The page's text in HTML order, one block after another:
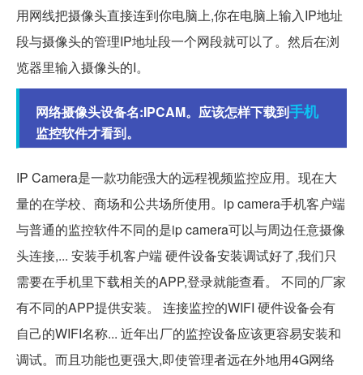
用网线把摄像头直接连到你电脑上,你在电脑上输入IP地址
段与摄像头的管理IP地址段一个网段就可以了。然后在浏
览器里输入摄像头的I。
网络摄像头设备名:IPCAM。应该怎样下载到手机
监控软件才看到。
IP Camera是一款功能强大的远程视频监控应用。现在大
量的在学校、商场和公共场所使用。ip camera手机客户端
与普通的监控软件不同的是ip camera可以与周边任意摄像
头连接,... 安装手机客户端 硬件设备安装调试好了,我们只
需要在手机里下载相关的APP,登录就能查看。 不同的厂家
有不同的APP提供安装。 连接监控的WIFI 硬件设备会有
自己的WIFI名称... 近年出厂的监控设备应该更容易安装和
调试。而且功能也更强大,即使管理者远在外地用4G网络